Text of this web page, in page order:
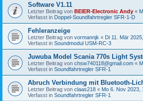
Software V1.11
Letzter Beitrag von BEIER-Electronic Andy «
Verfasst in Doppel-Soundfahrtregler SFR-1-D
Fehleranzeige
Letzter Beitrag von vormannjk « Di 11. Mär
Verfasst in Soundmodul USM-RC-3
Juwuba Model Scania 770s Light
Letzter Beitrag von chsw740118@gmail.com «
Verfasst in Soundfahrtregler SFR-1
Abruch Verbindung mit Bluetooth-
Letzter Beitrag von claas218 « Mo 6. Nov 2023,
Verfasst in Soundfahrtregler SFR-1